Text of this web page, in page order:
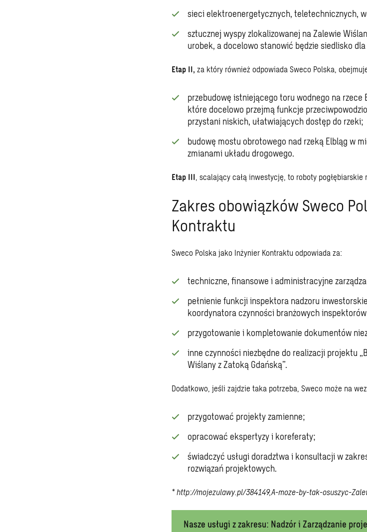
sieci elektroenergetycznych, teletechnicznych,
sztucznej wyspy zlokalizowanej na Zalewie
urobek, a docelowo stanowić będzie siedlisko
Etap II, za który również odpowiada Sweco Polska,
przebudowę istniejącego toru wodnego na rzece
które docelowo przejmą funkcje
przystani niskich, ułatwiających dostęp do rzeki;
budowę mostu obrotowego nad rzeką Elbląg w
zmianami układu drogowego.
Etap III, scalający całą inwestycję, to roboty pogłębiarskie
Zakres obowiązków Sweco
Kontraktu
Sweco Polska jako Inżynier Kontraktu odpowiada za:
techniczne, finansowe i administracyjne
pełnienie funkcji inspektora nadzoru
koordynatora czynności branżowych
przygotowanie i kompletowanie dokumentów
inne czynności niezbędne do realizacji projektu
Wiślany z Zatoką Gdańską”.
Dodatkowo, jeśli zajdzie taka potrzeba, Sweco może na
przygotować projekty zamienne;
opracować ekspertyzy i koreferaty;
świadczyć usługi doradztwa i konsultacji w
rozwiązań projektowych.
*http://mojezulawy.pl/384149,A-moze-by-tak-osuszyc-
Nasze usługi z zakresu: Nadzór i Zarządzanie